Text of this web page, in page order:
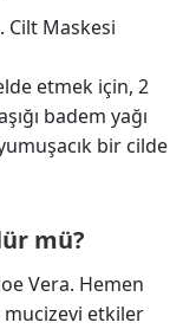
Cilt Maskesi
etmek için, 2
badem yağı
bir cilde
mü?
Vera. Hemen
etkiler